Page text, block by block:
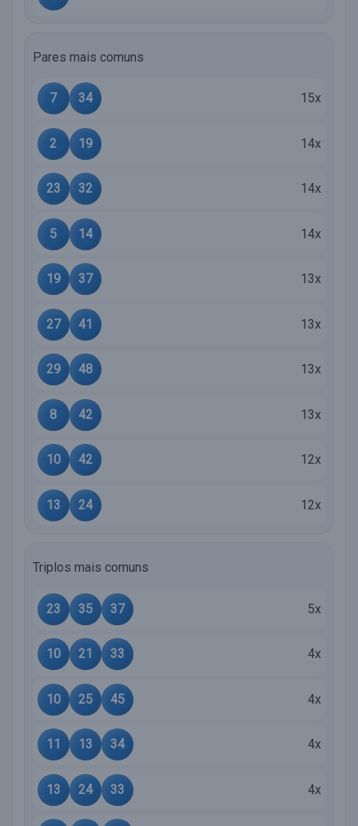
Pares mais comuns
7 34 15x
2 19 14x
23 32 14x
5 14 14x
19 37 13x
27 41 13x
29 48 13x
8 42 13x
10 42 12x
13 24 12x
Triplos mais comuns
23 35 37 5x
10 21 33 4x
10 25 45 4x
11 13 34 4x
13 24 33 4x